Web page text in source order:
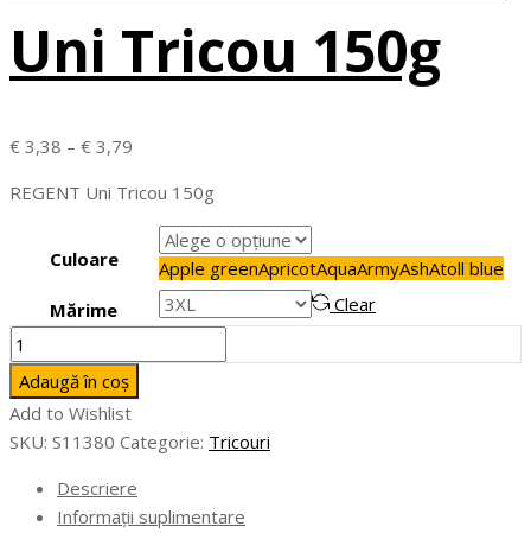
Uni Tricou 150g
€ 3,38 – € 3,79
prețuri:
€ 3,38
până
€ 3,79
REGENT Uni Tricou 150g
Culoare Apple greenApricotAquaArmyAshAtoll blue
Mărime
Clear
Cantitate
REGENT
-
REGENT
Uni
Tricou
150g
Adaugă în coș
Add to Wishlist
SKU: S11380 Categorie: Tricouri
Descriere
Informații suplimentare